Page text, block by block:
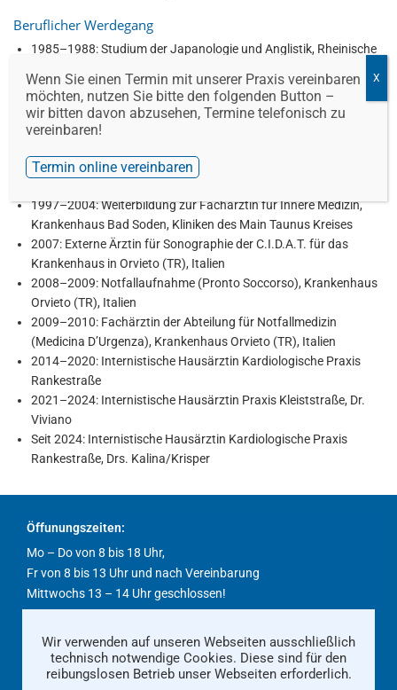
Beruflicher Werdegang
1985–1988: Studium der Japanologie und Anglistik, Rheinische
1995–1996: Wissenschaftliche Mitarbeiterin am
Chemotherapeutischen Forschungsinstitut (Georg-Speyer-Haus,
Abteilung für Molekulare Diagnostik), Entwicklung einer PCR für
1996: Promotion mit magna cum laude, Universität Frankfurt
1997–2004: Weiterbildung zur Fachärztin für Innere Medizin,
Krankenhaus Bad Soden, Kliniken des Main Taunus Kreises
2007: Externe Ärztin für Sonographie der C.I.D.A.T. für das
Krankenhaus in Orvieto (TR), Italien
2008–2009: Notfallaufnahme (Pronto Soccorso), Krankenhaus
Orvieto (TR), Italien
2009–2010: Fachärztin der Abteilung für Notfallmedizin
(Medicina D’Urgenza), Krankenhaus Orvieto (TR), Italien
2014–2020: Internistische Hausärztin Kardiologische Praxis
Rankestraße
2021–2024: Internistische Hausärztin Praxis Kleiststraße, Dr.
Viviano
Seit 2024: Internistische Hausärztin Kardiologische Praxis
Rankestraße, Drs. Kalina/Krisper
Öffunungszeiten:
Mo – Do von 8 bis 18 Uhr,
Fr von 8 bis 13 Uhr und nach Vereinbarung
Mittwochs 13 – 14 Uhr geschlossen!
Kontakt Impressum Datenschutz
Wir verwenden auf unseren Webseiten ausschließlich
technisch notwendige Cookies. Diese sind für den
reibungslosen Betrieb unser Webseiten erforderlich.
Wenn Sie einen Termin mit unserer Praxis vereinbaren
möchten, nutzen Sie bitte den folgenden Button –
wir bitten davon abzusehen, Termine telefonisch zu
vereinbaren!
Termin online vereinbaren